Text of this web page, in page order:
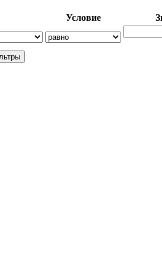
Условие